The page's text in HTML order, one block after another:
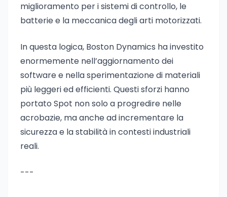
miglioramento per i sistemi di controllo, le
batterie e la meccanica degli arti motorizzati.
In questa logica, Boston Dynamics ha investito
enormemente nell’aggiornamento dei
software e nella sperimentazione di materiali
più leggeri ed efficienti. Questi sforzi hanno
portato Spot non solo a progredire nelle
acrobazie, ma anche ad incrementare la
sicurezza e la stabilità in contesti industriali
reali.
---